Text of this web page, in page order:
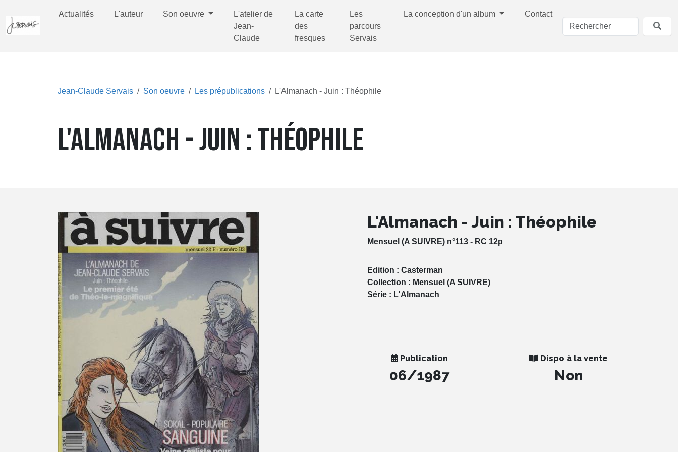
Actualités L'auteur Son oeuvre
L'atelier de
Jean-
Claude
La carte
des
fresques
Les
parcours
Servais
La conception d'un album Contact
Jean-Claude Servais Son oeuvre Les prépublications L'Almanach - Juin : Théophile
L'ALMANACH - JUIN : THÉOPHILE
L'Almanach - Juin : Théophile
Mensuel (A SUIVRE) n°113 - RC 12p
Edition : Casterman
Collection : Mensuel (A SUIVRE)
Série : L'Almanach
Publication
06/1987
Dispo à la vente
Non